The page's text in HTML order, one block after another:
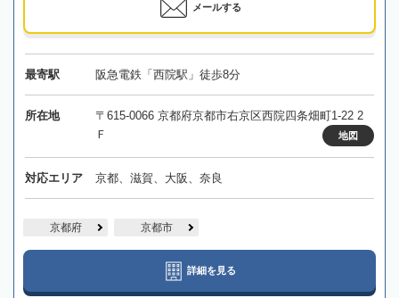
メールする
最寄駅 阪急電鉄「西院駅」徒歩8分
所在地
〒615-0066 京都府京都市右京区西院四条畑町1-22 2
Ｆ
地図
対応エリア 京都、滋賀、大阪、奈良
京都府 京都市
詳細を見る